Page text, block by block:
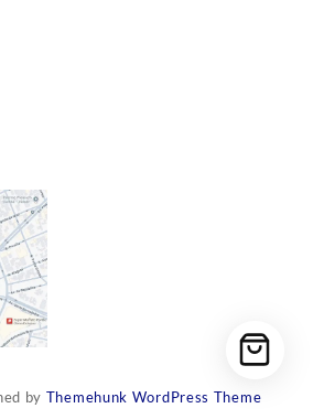
by Themehunk WordPress Theme